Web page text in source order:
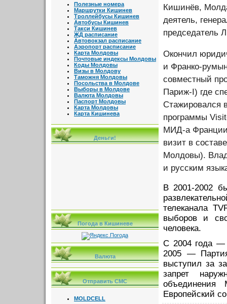
Полезные номера
Маршрутки Кишинев
Троллейбусы Кишинев
Автобусы Кишинев
Такси Кишинев
ЖД расписание
Автовокзал расписание
Аэропорт расписание
Карта Молдовы
Почтовые индексы Молдовы
Коды Молдовы
Визы в Молдову
Таможня Молдовы
Посольства в Молдове
Выборы в Молдове
Валюта Молдовы
Паспорт Молдовы
Карта Молдовы
Карта Кишинева
Деньги!
Погода в Кишиневе
Валюта
Отправить СМС
MOLDCELL
Кишинёв,
деятель,
председатель
Окончил
и Франко-
совместный
Париж-I) где
Стажировался
программы
МИД-а Франции
визит в
Молдовы).
и русским
В 2001-2002
телеканала
выборов и
человека.
С 2004 года —
2005 —
выступил за
запрет
Европейский